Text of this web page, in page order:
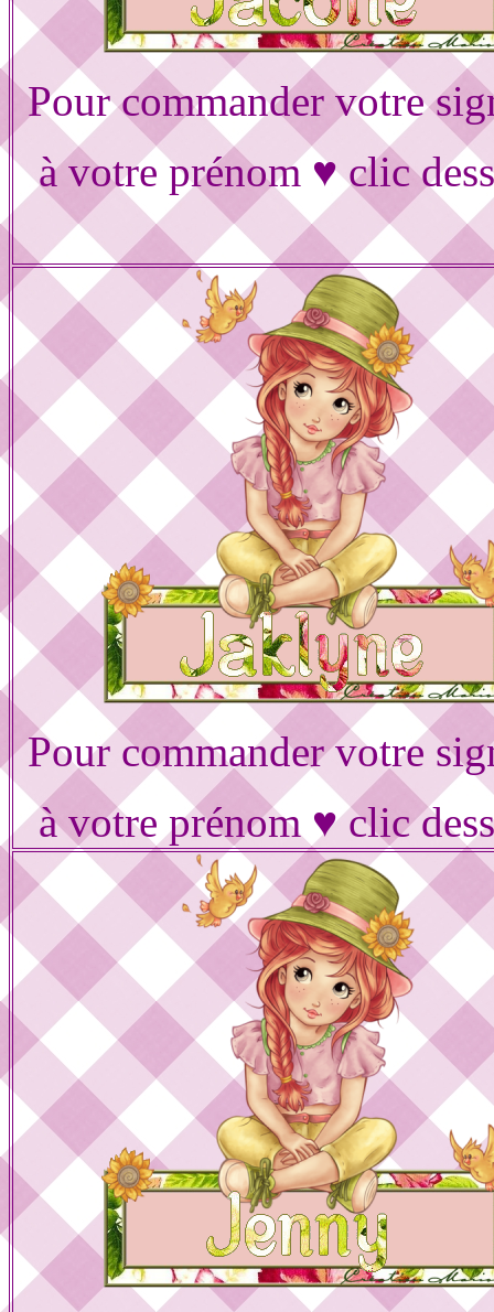
Pour commander votre
à votre prénom ♥ clic
Pour commander votre
à votre prénom ♥ clic